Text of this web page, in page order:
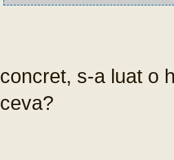
concret, s-a luat o
ceva?